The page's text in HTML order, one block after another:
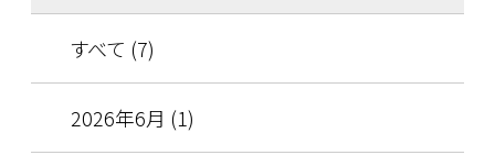
すべて (7)
2026年6月 (1)